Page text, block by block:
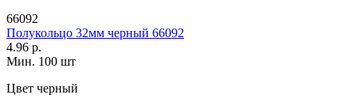
66092
Полукольцо 32мм черный 66092
4.96 р.
Мин. 100 шт
Цвет черный